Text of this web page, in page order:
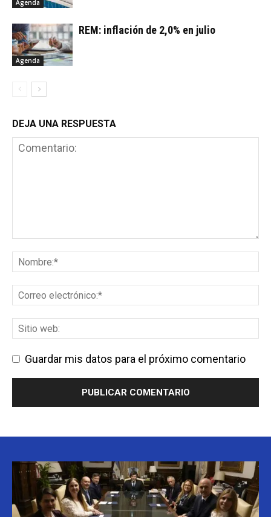
Agenda
Agenda
REM: inflación de 2,0% en julio
DEJA UNA RESPUESTA
Guardar mis datos para el próximo comentario